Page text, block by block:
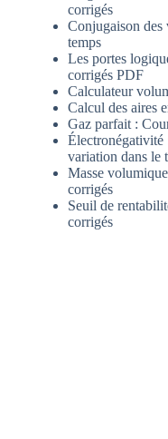
corrigés
Conjugaison des
temps
Les portes
corrigés PDF
Calculateur
Calcul des aires
Gaz parfait :
variation dans le
Masse
corrigés
Seuil de
corrigés